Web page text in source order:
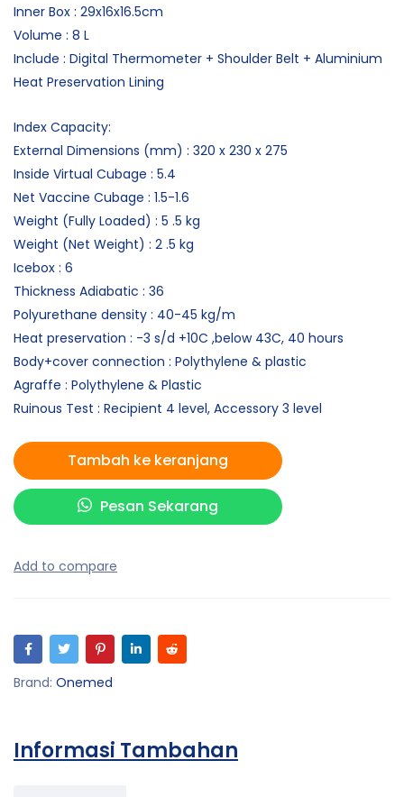
Inner Box : 29x16x16.5cm
Volume : 8 L
Include : Digital Thermometer + Shoulder Belt + Aluminium
Heat Preservation Lining
Index Capacity:
External Dimensions (mm) : 320 x 230 x 275
Inside Virtual Cubage : 5.4
Net Vaccine Cubage : 1.5-1.6
Weight (Fully Loaded) : 5 .5 kg
Weight (Net Weight) : 2 .5 kg
Icebox : 6
Thickness Adiabatic : 36
Polyurethane density : 40-45 kg/m
Heat preservation : -3 s/d +10C ,below 43C, 40 hours
Body+cover connection : Polythylene & plastic
Agraffe : Polythylene & Plastic
Ruinous Test : Recipient 4 level, Accessory 3 level
Tambah ke keranjang
Pesan Sekarang
Brand: Onemed
Informasi Tambahan